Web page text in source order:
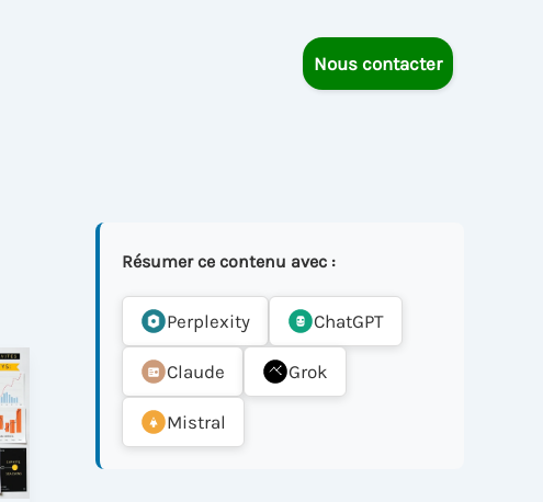
Nous contacter
Résumer ce contenu avec :
Perplexity ChatGPT
Claude Grok
Mistral